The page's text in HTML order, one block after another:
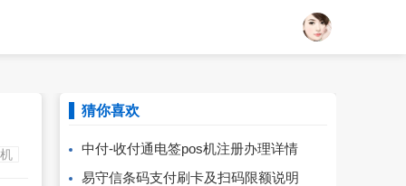
猜你喜欢
中付-收付通电签pos机注册办理详情
易守信条码支付刷卡及扫码限额说明